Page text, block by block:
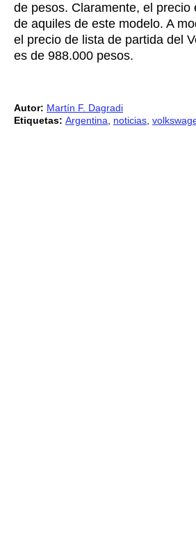
de pesos. Claramente, el precio
de aquiles de este modelo. A
el precio de lista de partida del
es de 988.000 pesos.
Autor: Martín F. Dagradi
Etiquetas: Argentina, noticias,